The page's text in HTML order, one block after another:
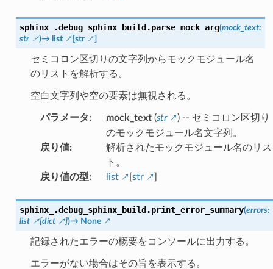
sphinx_.debug_sphinx_build.parse_mock_arg(mock_text:
str
)→ list [str ]
セミコロン区切りの文字列からモックモジュール名
のリストを解析する。
空白文字列や空の要素は無視される。
パラメータ: mock_text(str
) -- セミコロン区切り
のモックモジュール名文字列。
戻り値:
解析されたモックモジュール名のリス
ト。
戻り値の型: list str
sphinx_.debug_sphinx_build.print_error_summary(errors:
list
[dict ])→ None
記録されたエラーの概要をコンソールに出力する。
エラーがない場合はその旨を表示する。